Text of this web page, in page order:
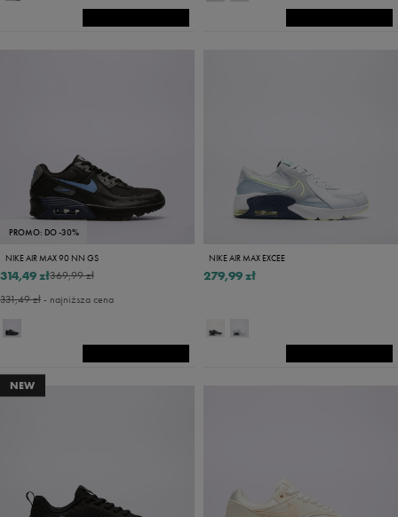
PROMO: DO -30%
NIKE AIR MAX 90 NN GS
369,99 zł
314,49 zł
331,49 zł- najniższa cena
NIKE AIR MAX EXCEE
279,99 zł
NEW